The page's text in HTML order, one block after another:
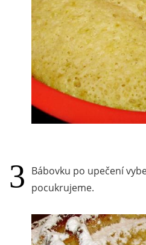
Bábovku po upečení
pocukrujeme.